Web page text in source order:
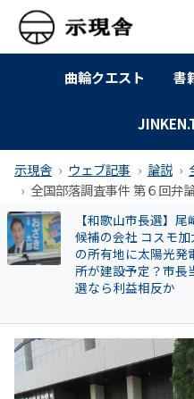
曲輪クエスト 書
示現舎 ウェブ記事 論説
全国部落調査事件 第６回弁
【和歌山市長選】尾
候補の会社 コスモ加
の所有地に太陽光発
所が建設予定？市長
選なら利益相反か